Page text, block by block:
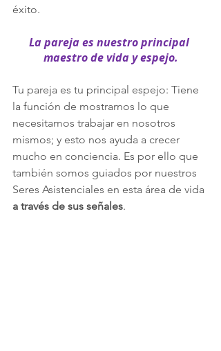
éxito.
La pareja es nuestro principal
maestro de vida y espejo.
Tu pareja es tu principal espejo: Tiene
la función de mostrarnos lo que
necesitamos trabajar en nosotros
mismos; y esto nos ayuda a crecer
mucho en conciencia. Es por ello que
también somos guiados por nuestros
Seres Asistenciales en esta área de vida
a través de sus señales.